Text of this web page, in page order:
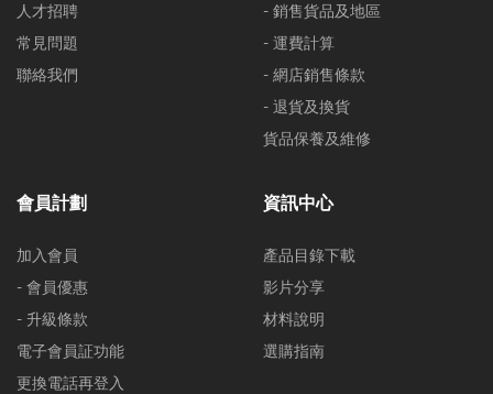
人才招聘
常見問題
聯絡我們
- 銷售貨品及地區
- 運費計算
- 網店銷售條款
- 退貨及換貨
貨品保養及維修
會員計劃
加入會員
- 會員優惠
- 升級條款
電子會員証功能
更換電話再登入
資訊中心
產品目錄下載
影片分享
材料說明
選購指南